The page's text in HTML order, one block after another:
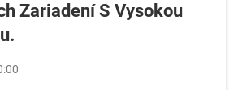
Zariadení S Vysokou